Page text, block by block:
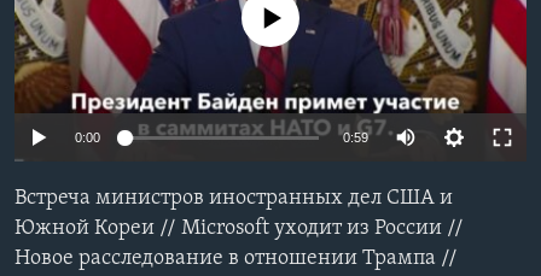
Learning English
СОЦИАЛЬНЫЕ СЕТИ
Языки
No media source currently available
0:00 0:59
Встреча министров иностранных дел США и
Южной Кореи // Microsoft уходит из России //
Новое расследование в отношении Трампа //